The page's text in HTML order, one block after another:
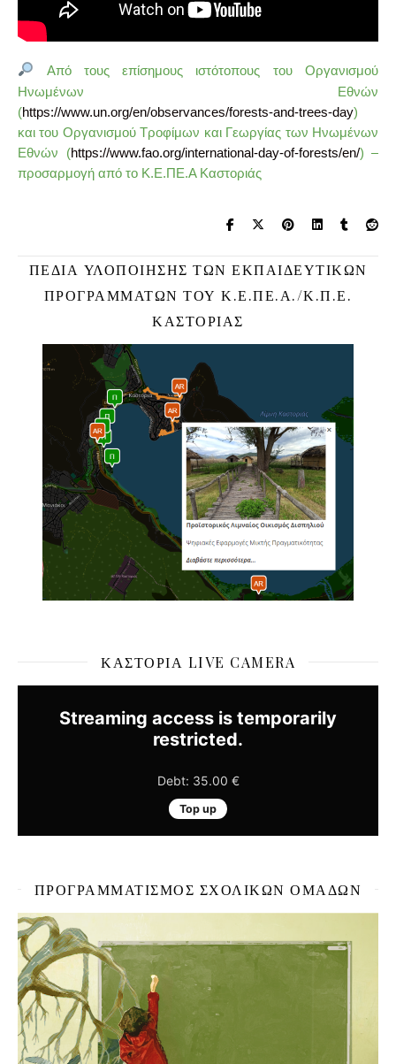
Από τους επίσημους ιστότοπους του Οργανισμού
Ηνωμένων Εθνών
(https://www.un.org/en/observances/forests-and-trees-day)
και του Οργανισμού Τροφίμων και Γεωργίας των Ηνωμένων
Εθνών (https://www.fao.org/international-day-of-forests/en/) –
προσαρμογή από το Κ.Ε.ΠΕ.Α Καστοριάς
ΠΕΔΊΑ ΥΛΟΠΟΊΗΣΗΣ ΤΩΝ ΕΚΠΑΙΔΕΥΤΙΚΏΝ
ΠΡΟΓΡΑΜΜΆΤΩΝ ΤΟΥ Κ.Ε.ΠΕ.Α./Κ.Π.Ε.
ΚΑΣΤΟΡΙΆΣ
ΚΑΣΤΟΡΙΆ LIVE CAMERA
ΠΡΟΓΡΑΜΜΑΤΙΣΜΌΣ ΣΧΟΛΙΚΏΝ ΟΜΆΔΩΝ